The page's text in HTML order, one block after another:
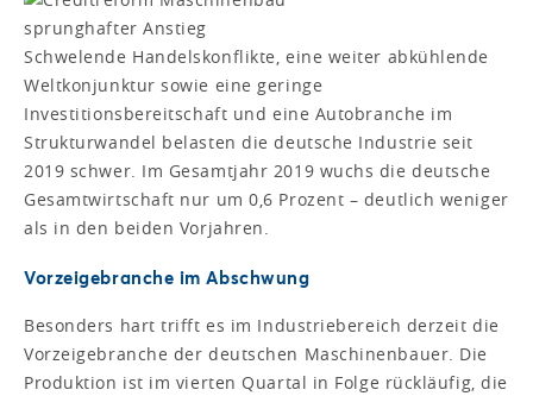
Schwelende Handelskonflikte, eine weiter abkühlende
Weltkonjunktur sowie eine geringe
Investitionsbereitschaft und eine Autobranche im
Strukturwandel belasten die deutsche Industrie seit
2019 schwer. Im Gesamtjahr 2019 wuchs die deutsche
Gesamtwirtschaft nur um 0,6 Prozent – deutlich weniger
als in den beiden Vorjahren.
Vorzeigebranche im Abschwung
Besonders hart trifft es im Industriebereich derzeit die
Vorzeigebranche der deutschen Maschinenbauer. Die
Produktion ist im vierten Quartal in Folge rückläufig, die